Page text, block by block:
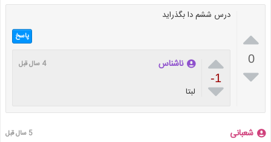

0

درس ششم دا بگذراید
پاسخ

-1

ناشناس 4 سال قبل
لبتا
شعبانی 5 سال قبل